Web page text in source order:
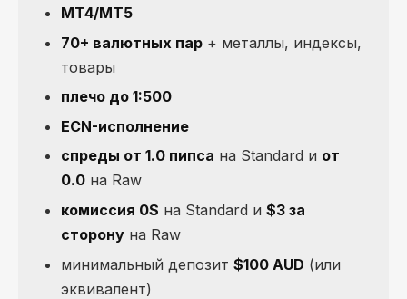
MT4/MT5
70+ валютных пар + металлы, индексы,
товары
плечо до 1:500
ECN-исполнение
спреды от 1.0 пипса на Standard и от
0.0 на Raw
комиссия 0$ на Standard и $3 за
сторону на Raw
минимальный депозит $100 AUD (или
эквивалент)